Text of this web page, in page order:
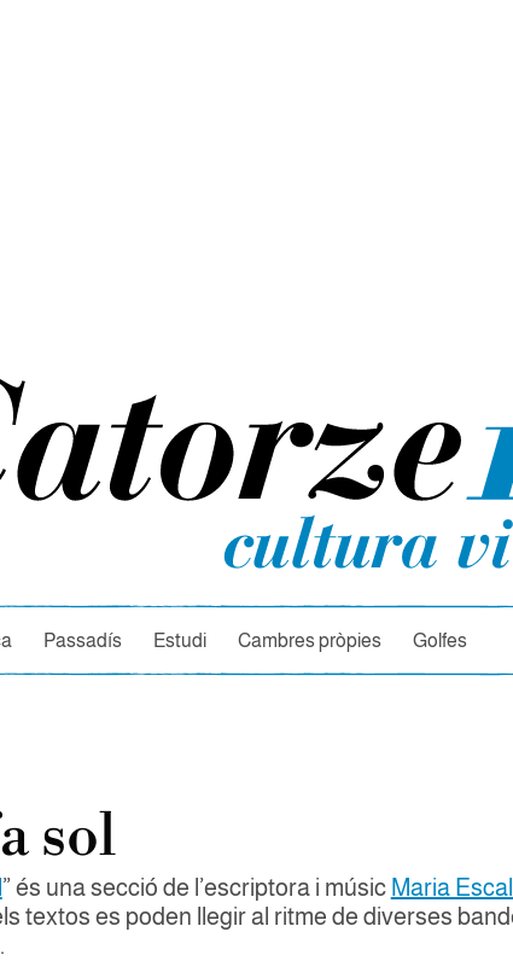
Passadís Estudi Cambres pròpies Golfes
sol
” és una secció de l’escriptora i músic Maria
textos es poden llegir al ritme de diverses